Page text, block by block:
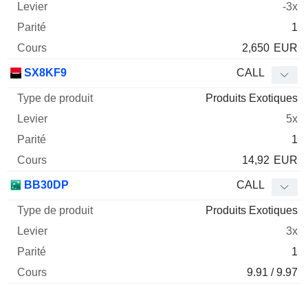
-3x
1
2,650 EUR
SX8KF9 CALL
Produits Exotiques
5x
1
14,92 EUR
BB30DP CALL
Produits Exotiques
3x
1
9.91 / 9.97